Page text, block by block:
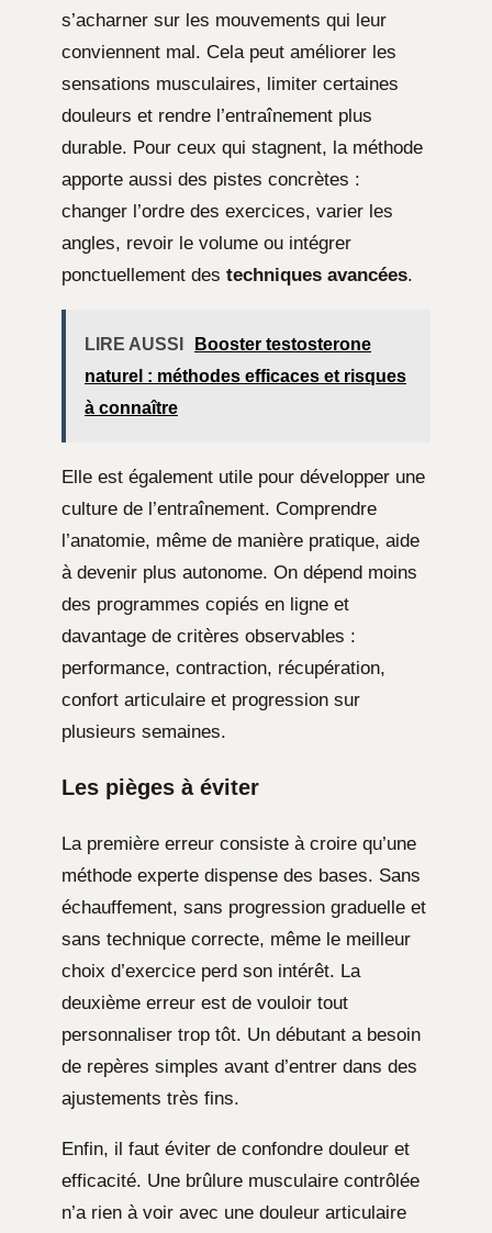
s’acharner sur les mouvements qui leur
conviennent mal. Cela peut améliorer les
sensations musculaires, limiter certaines
douleurs et rendre l’entraînement plus
durable. Pour ceux qui stagnent, la méthode
apporte aussi des pistes concrètes :
changer l’ordre des exercices, varier les
angles, revoir le volume ou intégrer
ponctuellement des techniques avancées.
LIRE AUSSI
Booster testosterone
naturel : méthodes efficaces et risques
à connaître
Elle est également utile pour développer une
culture de l’entraînement. Comprendre
l’anatomie, même de manière pratique, aide
à devenir plus autonome. On dépend moins
des programmes copiés en ligne et
davantage de critères observables :
performance, contraction, récupération,
confort articulaire et progression sur
plusieurs semaines.
Les pièges à éviter
La première erreur consiste à croire qu’une
méthode experte dispense des bases. Sans
échauffement, sans progression graduelle et
sans technique correcte, même le meilleur
choix d’exercice perd son intérêt. La
deuxième erreur est de vouloir tout
personnaliser trop tôt. Un débutant a besoin
de repères simples avant d’entrer dans des
ajustements très fins.
Enfin, il faut éviter de confondre douleur et
efficacité. Une brûlure musculaire contrôlée
n’a rien à voir avec une douleur articulaire